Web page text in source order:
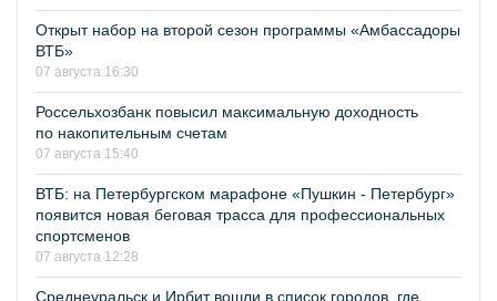
Открыт набор на второй сезон программы «Амбассадоры
ВТБ»
07 августа 16:30
Россельхозбанк повысил максимальную доходность
по накопительным счетам
07 августа 15:40
ВТБ: на Петербургском марафоне «Пушкин - Петербург»
появится новая беговая трасса для профессиональных
спортсменов
07 августа 12:28
Среднеуральск и Ирбит вошли в список городов, где